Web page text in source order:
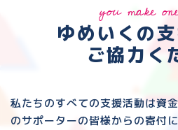
you make
ゆめいくの
ご協力く
私たちのすべての支援活動は資
のサポーターの皆様からの寄付